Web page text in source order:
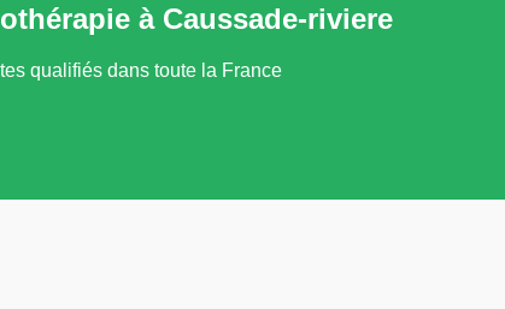
à Caussade-riviere
qualifiés dans toute la France